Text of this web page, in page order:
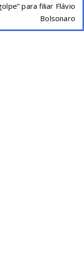
para filiar Flávio
Bolsonaro